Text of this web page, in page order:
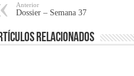
Anterior
Dossier – Semana 37
Relacionados